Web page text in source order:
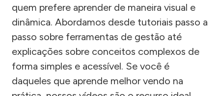
quem prefere aprender de maneira visual e
dinâmica. Abordamos desde tutoriais passo a
passo sobre ferramentas de gestão até
explicações sobre conceitos complexos de
forma simples e acessível. Se você é
daqueles que aprende melhor vendo na